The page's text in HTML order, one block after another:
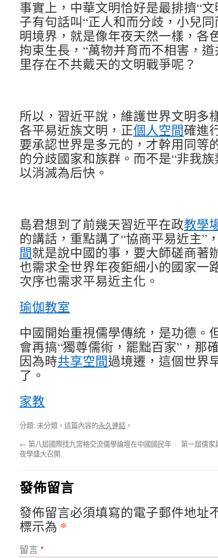
事實上，中華文明恰好是最排擠“
子有句話叫“正人和而分歧，小兒
明境界，就是像年夜天然一樣，各
拘束生長，“萬物并育而不相害，
里存在不共戴天的文明戰爭呢？
所以，習近平說，維護世界文明多
各平易近族文明，正個人空間確進
要承認世界是多元的，才幹用同等
的分歧國家和族群。而不是“非我
以消滅為后快。
島君想到了前幾天習近平在政教學
的講話，重點講了“協商平易近主”
間就是說中國的事，要大師磋商著
也需求全世界年夜鉅細小的國家一
次序也需求平易近主化。
瑜伽教室
中國開始重視儒學傳統，是功德。
會再搞“獨尊儒術，罷黜百家”，那
因為時共享空間過境遷，這個世界
了。
家教
分類: 未分類。這篇內容的永久連結 。
← 第八屆國際找九宮格交流儒學論壇在中國國民年
夜學盛大召開
第一屆儒家
發佈留言
發佈留言必須填寫的電子郵件地址
標示為 *
留言 *